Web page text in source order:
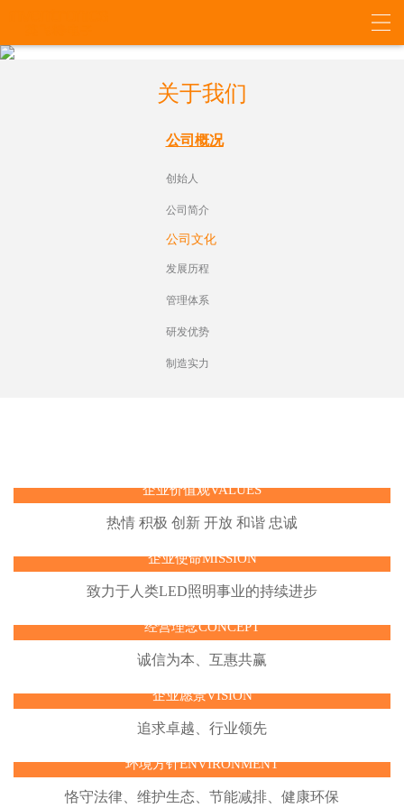
关于我们
公司概况
创始人
公司简介
公司文化
发展历程
管理体系
研发优势
制造实力
企业价值观VALUES
热情 积极 创新 开放 和谐 忠诚
企业使命MISSION
致力于人类LED照明事业的持续进步
经营理念CONCEPT
诚信为本、互惠共赢
企业愿景VISION
追求卓越、行业领先
环境方针ENVIRONMENT
恪守法律、维护生态、节能减排、健康环保